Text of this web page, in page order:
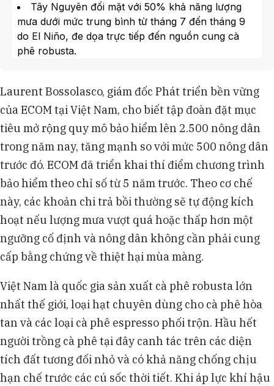
Tây Nguyên đối mặt với 50% khả năng lượng
mưa dưới mức trung bình từ tháng 7 đến tháng 9
do El Niño, đe dọa trực tiếp đến nguồn cung cà
phê robusta.
Đức Vinh ở Gia Lai sau các đợt thiên tai hạn hán và
mưa lớn.
ECOM cũng triển khai chương trình bảo hiểm
tương tự tại Indonesia, hướng tới mục tiêu thu hút
5.000 nông dân trong năm nay và đạt 10.000 nông
dân vào năm tới.
Các chương trình này được hỗ trợ tài chính bởi
quỹ chính phủ, với năng lực tái bảo hiểm từ
Hannover Re và sự quản lý của CelsiusPro cùng
Global Parametrics.
Laurent Bossolasco, giám đốc Phát triển bền vững
của ECOM tại Việt Nam, cho biết tập đoàn đặt mục
tiêu mở rộng quy mô bảo hiểm lên 2.500 nông dân
trong năm nay, tăng mạnh so với mức 500 nông dân
trước đó. ECOM đã triển khai thí điểm chương trình
bảo hiểm theo chỉ số từ 5 năm trước. Theo cơ chế
này, các khoản chi trả bồi thường sẽ tự động kích
hoạt nếu lượng mưa vượt quá hoặc thấp hơn một
ngưỡng cố định và nông dân không cần phải cung
cấp bằng chứng về thiệt hại mùa màng.
Việt Nam là quốc gia sản xuất cà phê robusta lớn
nhất thế giới, loại hạt chuyên dùng cho cà phê hòa
tan và các loại cà phê espresso phối trộn. Hầu hết
người trồng cà phê tại đây canh tác trên các diện
tích đất tương đối nhỏ và có khả năng chống chịu
hạn chế trước các cú sốc thời tiết. Khi áp lực khí hậu